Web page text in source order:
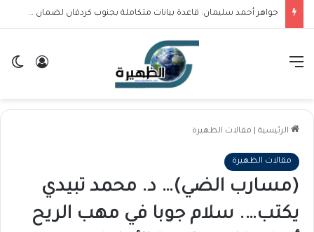
جواهر أحمد سليمان: قاعدة بيانات متكاملة بجنوب كردفان لضمان وصول دعم الـ 15 ألف جوال ذرة للمستحقين
تسجيل القائمة
الرئيسية مقالات الظهيرة
مقالات الظهيرة
(مسارب الضي)… د. محمد تبيدي
يكتب…. سلام جوبا في مهب الريح